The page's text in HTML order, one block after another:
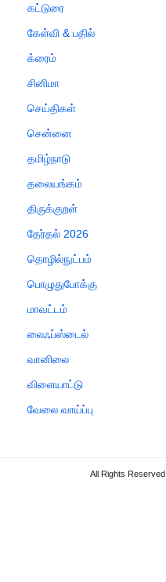
கட்டுரை
கேள்வி & பதில்
க்ரைம்
சினிமா
செய்திகள்
சென்னை
தமிழ்நாடு
தலையங்கம்
திருக்குறள்
தேர்தல் 2026
தொழில்நுட்பம்
பொழுதுபோக்கு
மாவட்டம்
லைஃப்ஸ்டைல்
வானிலை
விளையாட்டு
வேலை வாய்ப்பு
All Rights Reserved